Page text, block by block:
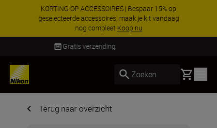
KORTING OP ACCESSOIRES | Bespaar 15% op
geselecteerde accessoires, maak je kit vandaag
nog compleet Koop nu
Levering binnen 1-3 werkdagen
Zoeken Basket
Terug naar overzicht